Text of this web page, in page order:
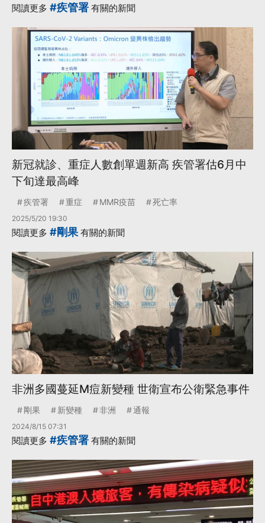
閱讀更多 #疾管署 有關的新聞
新冠就診、重症人數創單週新高 疾管署估6月中
下旬達最高峰
疾管署 重症 MMR疫苗 死亡率
2025/5/20 19:30
閱讀更多 #剛果 有關的新聞
非洲多國蔓延M痘新變種 世衛宣布公衛緊急事件
剛果 新變種 非洲 通報
2024/8/15 07:31
閱讀更多 #疾管署 有關的新聞